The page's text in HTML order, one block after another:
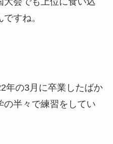
すね。
年の3月に卒業したばか
の半々で練習をしてい